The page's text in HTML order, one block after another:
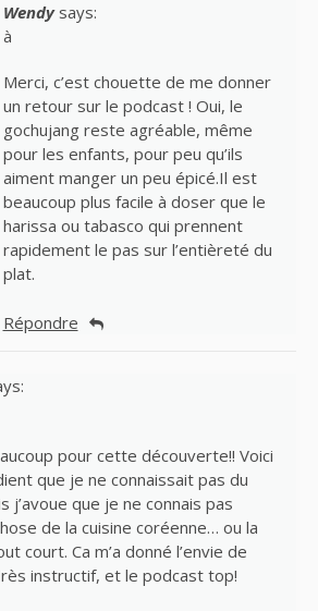
Wendy says:
à
Merci, c’est chouette de me donner
un retour sur le podcast ! Oui, le
gochujang reste agréable, même
pour les enfants, pour peu qu’ils
aiment manger un peu épicé.Il est
beaucoup plus facile à doser que le
harissa ou tabasco qui prennent
rapidement le pas sur l’entièreté du
plat.
Répondre
pour cette découverte!! Voici
que je ne connaissait pas du
j’avoue que je ne connais pas
de la cuisine coréenne… ou la
court. Ca m’a donné l’envie de
instructif, et le podcast top!